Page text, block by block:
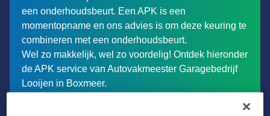
een onderhoudsbeurt. Een APK is een
momentopname en ons advies is om deze keuring te
combineren met een onderhoudsbeurt.
Wel zo makkelijk, wel zo voordelig! Ontdek hieronder
de APK service van Autovakmeester Garagebedrijf
Looijen in Boxmeer.